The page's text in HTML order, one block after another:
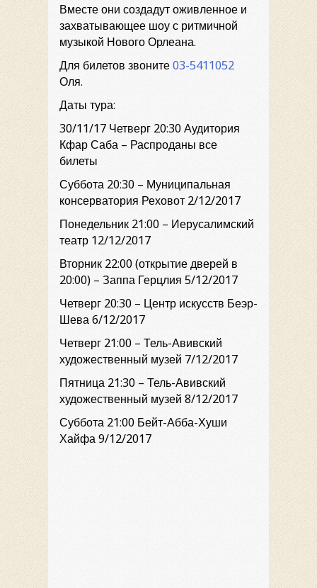
Вместе они создадут оживленное и
захватывающее шоу с ритмичной
музыкой Нового Орлеана.
Для билетов звоните03-5411052
Оля.
Даты тура:
30/11/17 Четверг 20:30 Аудитория
Кфар Саба – Распроданы все
билеты
Суббота 20:30 – Муниципальная
консерватория Реховот 2/12/2017
Понедельник 21:00 – Иерусалимский
театр 12/12/2017
Вторник 22:00 (открытие дверей в
20:00) – Заппа Герцлия 5/12/2017
Четверг 20:30 – Центр искусств Беэр-
Шева 6/12/2017
Четверг 21:00 – Тель-Авивский
художественный музей 7/12/2017
Пятница 21:30 – Тель-Авивский
художественный музей 8/12/2017
Суббота 21:00 Бейт-Абба-Хуши
Хайфа 9/12/2017